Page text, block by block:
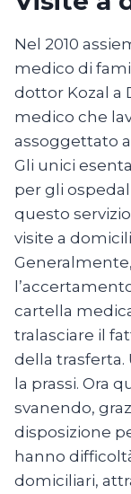
Nel 2010
medico di
dottor Kozal a
medico che
assoggettato
Gli unici
per gli
questo
visite a
cartella
tralasciare il
della trasferta.
la prassi. Ora
svanendo,
disposizione
hanno
domiciliari,